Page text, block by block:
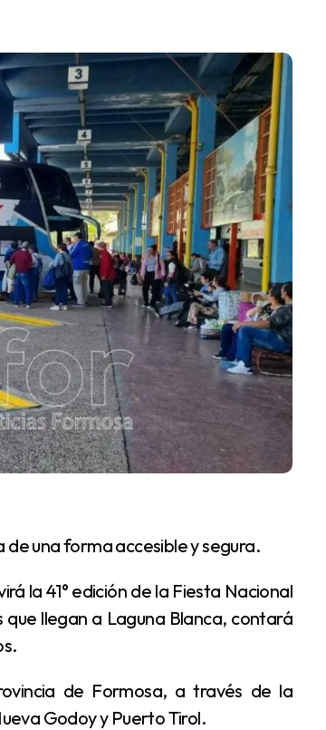
de una forma accesible y segura.
llegan a Laguna Blanca, contará
Godoy y Puerto Tirol.